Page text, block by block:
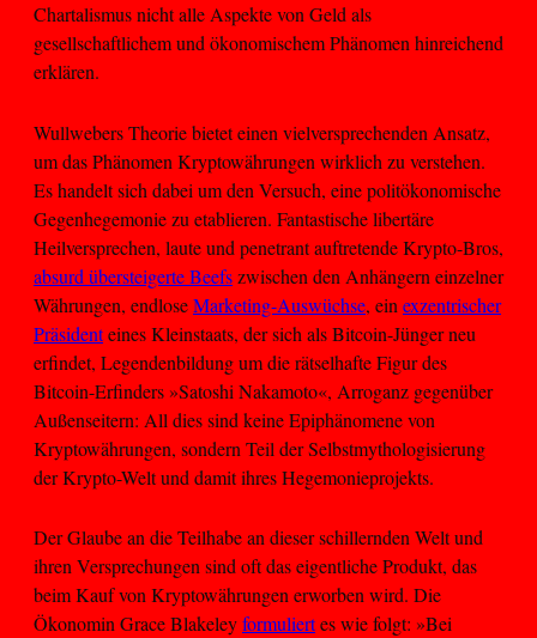
Chartalismus nicht alle Aspekte von Geld als
gesellschaftlichem und ökonomischem Phänomen hinreichend
erklären.
Wullwebers Theorie bietet einen vielversprechenden Ansatz,
um das Phänomen Kryptowährungen wirklich zu verstehen.
Es handelt sich dabei um den Versuch, eine politökonomische
Gegenhegemonie zu etablieren. Fantastische libertäre
Heilversprechen, laute und penetrant auftretende Krypto-Bros,
absurd übersteigerte Beefszwischen den Anhängern einzelner
Währungen, endloseMarketing-Auswüchse, ein exzentrischer
Präsidenteines Kleinstaats, der sich als Bitcoin-Jünger neu
erfindet, Legendenbildung um die rätselhafte Figur des
Bitcoin-Erfinders »Satoshi Nakamoto«, Arroganz gegenüber
Außenseitern: All dies sind keine Epiphänomene von
Kryptowährungen, sondern Teil der Selbstmythologisierung
der Krypto-Welt und damit ihres Hegemonieprojekts.
Der Glaube an die Teilhabe an dieser schillernden Welt und
ihren Versprechungen sind oft das eigentliche Produkt, das
beim Kauf von Kryptowährungen erworben wird. Die
Ökonomin Grace Blakeleyformuliertes wie folgt: »Bei